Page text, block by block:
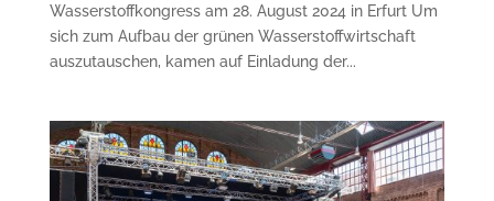
Wasserstoffkongress am 28. August 2024 in Erfurt Um
sich zum Aufbau der grünen Wasserstoffwirtschaft
auszutauschen, kamen auf Einladung der...